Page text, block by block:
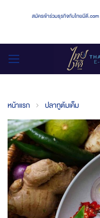
สมัครเข้าร่วมธุรกิจกับไทยมีดี.com
หน้าแรก ปลาทูต้มเค็ม
Skip
to
the
end
of
the
images
gallery